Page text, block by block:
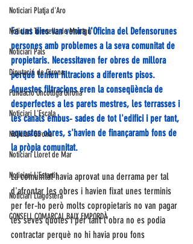
Noticiari Platja d'Aro
Noticiari Torroella de Montgrí
Noticiari Pals
Diputació de Girona
Fundació Oncolliga Girona
Noticiari L'Escala
Noticiari Girona
Noticiari Lloret de Mar
Noticiari L'Estartit
Noticiari Llagostera
CONSELL COMARCAL BAIX EMPORDÀ
Fa uns dies van venira l'Oficina del Defensorunes
persones amb problemes a la seva comunitat de
propietaris. Necessitaven fer obres de millora
perquè tenien filtracions a diferents pisos.
Aquestes filtracions eren la conseqüència de
desperfectes a les parets mestres, les terrasses i
les canals embus‑ sades de tot l'edifici i per tant,
aquestes obres, s'havien de finançaramb fons de
la pròpia comunitat.
La comunitat havia aprovat una derrama per tal
d'afrontar les obres i havien fixat unes terminis
per fer‑ho però molts copropietaris no van pagar
les seves quotes i per tant l'obra no es podia
contractar perquè no hi havia prou fons